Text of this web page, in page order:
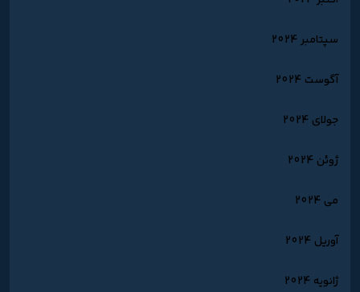
سپتامبر 2024
آگوست 2024
جولای 2024
ژوئن 2024
می 2024
آوریل 2024
ژانویه 2024